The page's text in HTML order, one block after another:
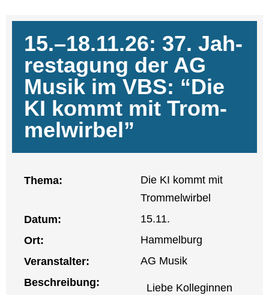
15.–18.11.26: 37. Jah­
res­ta­gung der AG
Musik im VBS: “Die
KI kommt mit Trom­
mel­wir­bel”
The­ma:
Die KI kommt mit
Trom­mel­wir­bel
Datum:
15.11.
Ort:
Ham­mel­burg
Ver­an­stal­ter:
AG Musik
Beschrei­bung:
Lie­be Kol­le­gin­nen